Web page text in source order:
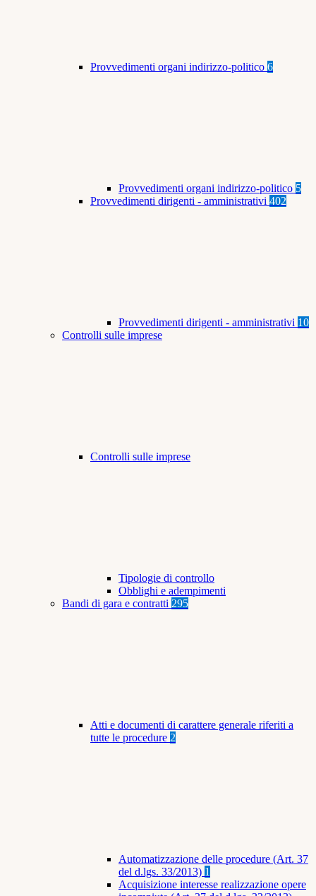
Provvedimenti organi indirizzo-politico 6
Provvedimenti organi indirizzo-politico 5
Provvedimenti dirigenti - amministrativi 402
Provvedimenti dirigenti - amministrativi 10
Controlli sulle imprese
Controlli sulle imprese
Tipologie di controllo
Obblighi e adempimenti
Bandi di gara e contratti 295
Atti e documenti di carattere generale riferiti a
tutte le procedure 2
Automatizzazione delle procedure (Art. 37
del d.lgs. 33/2013) 1
Acquisizione interesse realizzazione opere